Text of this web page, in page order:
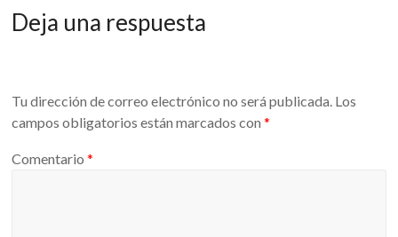
Deja una respuesta
Tu dirección de correo electrónico no será publicada. Los
campos obligatorios están marcados con*
Comentario*